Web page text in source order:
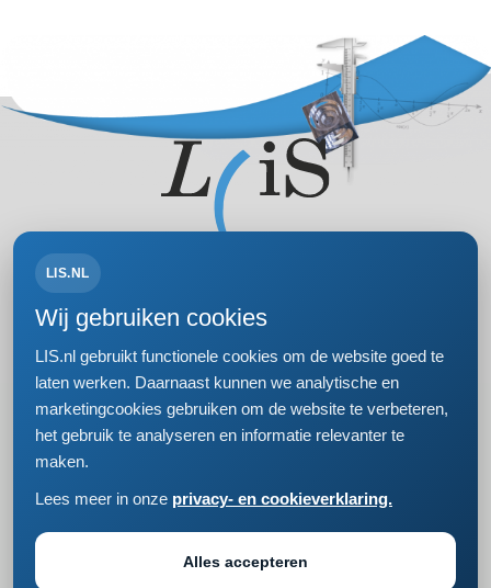
Volg ons op:
Bezoek- en postadres
Einsteinweg 61
2333 CC Leiden
+31 (0)71 5681168
Privacy- en cookieverklaring
Responsible disclosure
LIS.NL
Wij gebruiken cookies
LIS.nl gebruikt functionele cookies om de website goed te
laten werken. Daarnaast kunnen we analytische en
marketingcookies gebruiken om de website te verbeteren,
het gebruik te analyseren en informatie relevanter te
maken.
Lees meer in onze privacy- en cookieverklaring.
Alles accepteren